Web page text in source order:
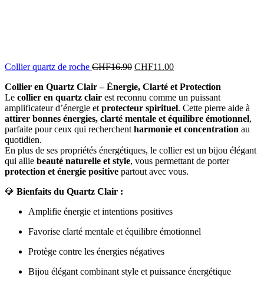
Collier quartz de roche CHF16.90 Le
initial
était :
CHF16.90.
CHF11.00Le
actuel
est :
CHF11.00.
Collier en Quartz Clair – Énergie, Clarté et Protection
Le collier en quartz clair est reconnu comme un puissant
amplificateur d’énergie et protecteur spirituel. Cette pierre aide à
attirer bonnes énergies, clarté mentale et équilibre émotionnel,
parfaite pour ceux qui recherchent harmonie et concentration au
quotidien.
En plus de ses propriétés énergétiques, le collier est un bijou élégant
qui allie beauté naturelle et style, vous permettant de porter
protection et énergie positive partout avec vous.
💎 Bienfaits du Quartz Clair :
Amplifie énergie et intentions positives
Favorise clarté mentale et équilibre émotionnel
Protège contre les énergies négatives
Bijou élégant combinant style et puissance énergétique